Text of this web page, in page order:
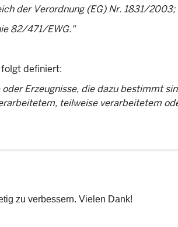
der Verordnung (EG) Nr. 1831/2003;
82/471/EWG."
definiert:
Erzeugnisse, die dazu bestimmt
teilweise verarbeitetem